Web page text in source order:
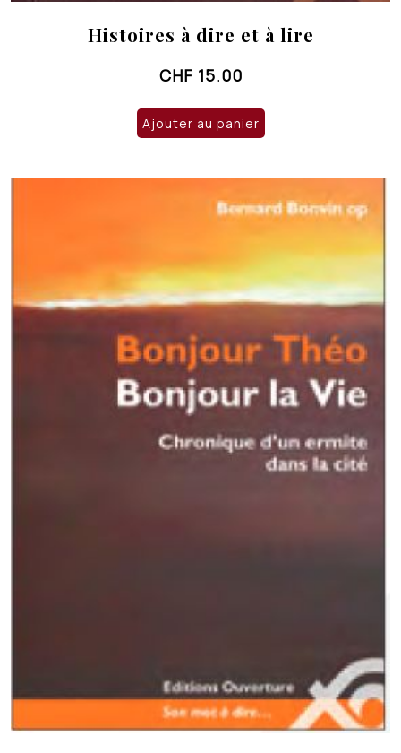
Histoires à dire et à lire
CHF 15.00
Ajouter au panier